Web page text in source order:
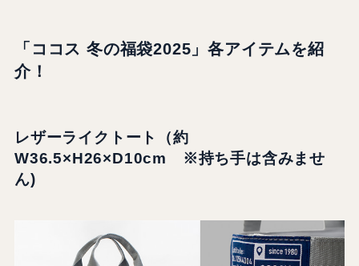
「ココス 冬の福袋2025」各アイテムを紹
介！
レザーライクトート
（約
W36.5×H26×D10cm ※持ち手は含みませ
ん)